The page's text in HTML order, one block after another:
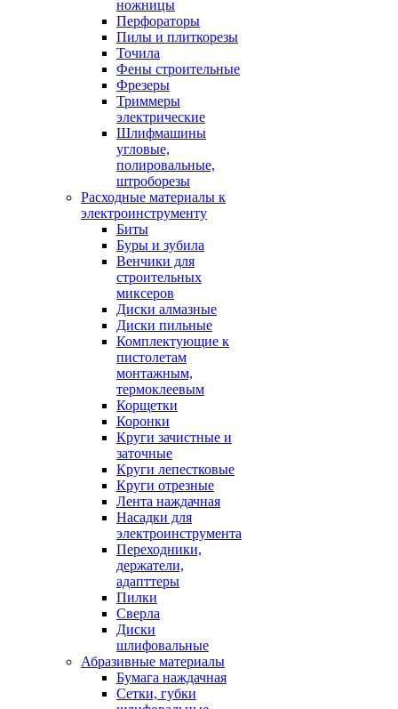
ножницы
Перфораторы
Пилы и плиткорезы
Точила
Фены строительные
Фрезеры
Триммеры
электрические
Шлифмашины
угловые,
полировальные,
штроборезы
Расходные материалы к
электроинструменту
Биты
Буры и зубила
Венчики для
строительных
миксеров
Диски алмазные
Диски пильные
Комплектующие к
пистолетам
монтажным,
термоклеевым
Корщетки
Коронки
Круги зачистные и
заточные
Круги лепестковые
Круги отрезные
Лента наждачная
Насадки для
электроинструмента
Переходники,
держатели,
адапттеры
Пилки
Сверла
Диски
шлифовальные
Абразивные материалы
Бумага наждачная
Сетки, губки